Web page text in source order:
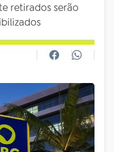
retirados serão